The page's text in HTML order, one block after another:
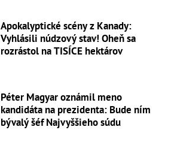
Apokalyptické scény z Kanady:
Vyhlásili núdzový stav! Oheň sa
rozrástol na TISÍCE hektárov
Péter Magyar oznámil meno
kandidáta na prezidenta: Bude ním
bývalý šéf Najvyššieho súdu